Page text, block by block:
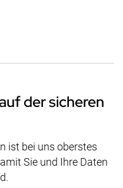
der sicheren
ist bei uns oberstes
Sie und Ihre Daten